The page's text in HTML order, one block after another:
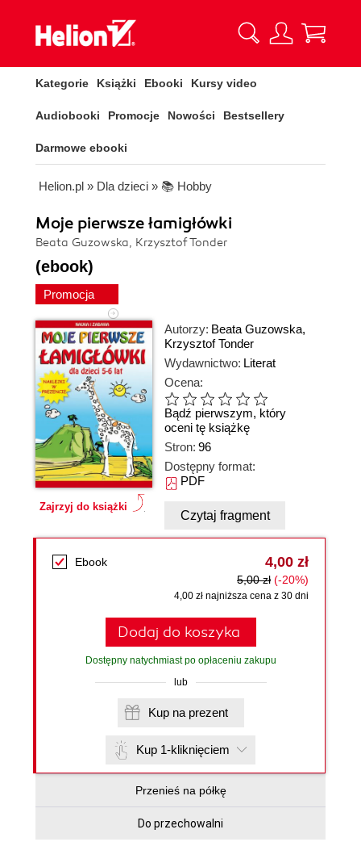
Kategorie Książki Ebooki Kursy video
Audiobooki Promocje Nowości Bestsellery
Darmowe ebooki
Helion.pl » Dla dzieci » 📚 Hobby
Moje pierwsze łamigłówki
Beata Guzowska, Krzysztof Tonder
(ebook)
Promocja
Zajrzyj do książki
Autorzy: Beata Guzowska,
Krzysztof Tonder
Wydawnictwo: Literat
Ocena:
Bądź pierwszym, który
oceni tę książkę
Stron: 96
Dostępny format:
PDF
Czytaj fragment
Ebook 4,00 zł
5,00 zł (-20%)
4,00 zł najniższa cena z 30 dni
Dodaj do koszyka
Dostępny natychmiast po opłaceniu zakupu
lub
Kup na prezent
Kup 1-kliknięciem
Przenieś na półkę
Do przechowalni